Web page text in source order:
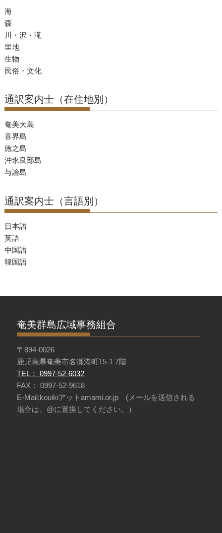
海
森
川・沢・滝
里地
生物
民俗・文化
通訳案内士（在住地別）
奄美大島
喜界島
徳之島
沖永良部島
与論島
通訳案内士（言語別）
日本語
英語
中国語
韓国語
奄美群島広域事務組合
〒894-0026
鹿児島県奄美市名瀬港町15-1 7階
TEL： 0997-52-6032
FAX： 0997-52-9618
E-Mail:kouikiアットamami.or.jp (メールを送信される
場合は、@に置換してください。）